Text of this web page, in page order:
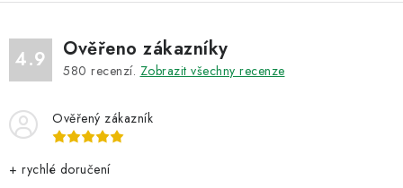
4.9 Ověřeno zákazníky
580 recenzí. Zobrazit všechny recenze
Ověřený zákazník
+ rychlé doručení